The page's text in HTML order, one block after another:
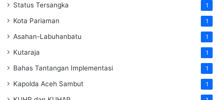
Status Tersangka 1
Kota Pariaman 1
Asahan-Labuhanbatu 1
Kutaraja 1
Bahas Tantangan Implementasi 1
Kapolda Aceh Sambut 1